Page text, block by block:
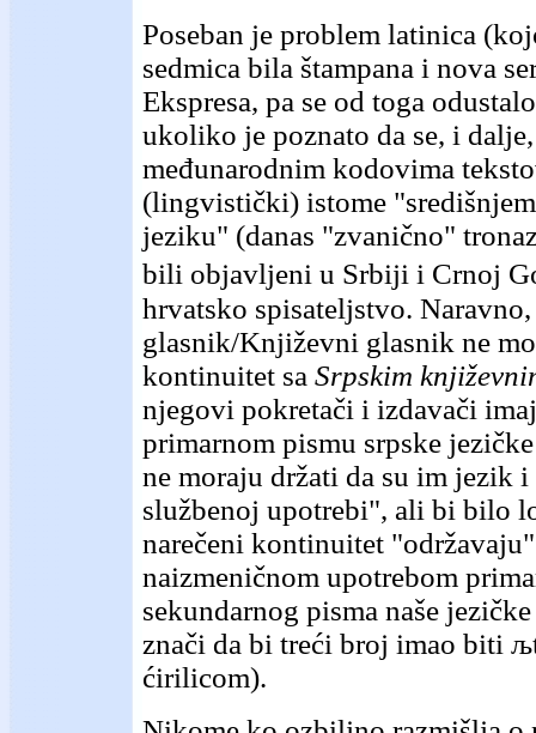
Poseban je problem latinica
sedmica bila štampana i nova
Ekspresa, pa se od toga
ukoliko je poznato da se, i
međunarodnim kodovima
(lingvistički) istome
jeziku" (danas "zvanično"
bili objavljeni u Srbiji i Crnoj
hrvatsko spisateljstvo.
glasnik/Književni glasnik ne
kontinuitet sa Srpskim
njegovi pokretači i izdavači
primarnom pismu srpske
ne moraju držati da su im jezik
službenoj upotrebi", ali bi bilo
narečeni kontinuitet
naizmeničnom upotrebom
sekundarnog pisma naše
znači da bi treći broj imao biti
ćirilicom).